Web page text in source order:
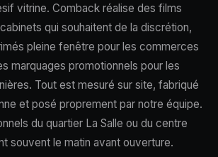
vitrine. Comback réalise des films
qui souhaitent de la discrétion,
pleine fenêtre pour les commerces
marquages promotionnels pour les
Tout est mesuré sur site, fabriqué
et posé proprement par notre équipe.
du quartier La Salle ou du centre
souvent le matin avant ouverture.